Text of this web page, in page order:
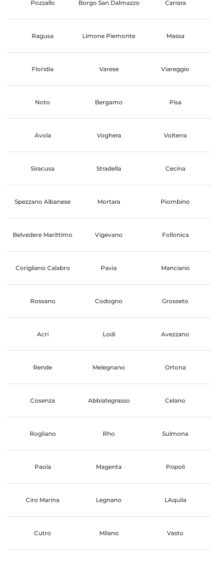
Pozzallo Borgo San Dalmazzo Carrara
Ragusa Limone Piemonte Massa
Floridia Varese Viareggio
Noto Bergamo Pisa
Avola Voghera Volterra
Siracusa Stradella Cecina
Spezzano Albanese Mortara Piombino
Belvedere Marittimo Vigevano Follonica
Corigliano Calabro Pavia Manciano
Rossano Codogno Grosseto
Acri Lodi Avezzano
Rende Melegnano Ortona
Cosenza Abbiategrasso Celano
Rogliano Rho Sulmona
Paola Magenta Popoli
Ciro Marina Legnano LAquila
Cutro Milano Vasto